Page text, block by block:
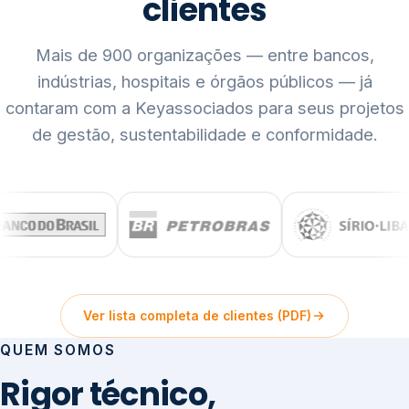
clientes
Mais de 900 organizações — entre bancos,
indústrias, hospitais e órgãos públicos — já
contaram com a Keyassociados para seus projetos
de gestão, sustentabilidade e conformidade.
Ver lista completa de clientes (PDF)
QUEM SOMOS
Rigor técnico,